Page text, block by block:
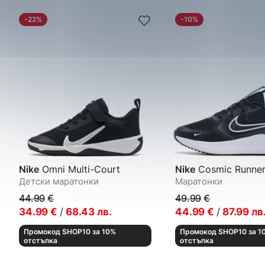
-22%
Nike Omni Multi-Court
Детски маратонки
44.99 €
34.99 € / 68.43 лв.
Промокод SHOP10 за 10%
отстъпка
-10%
Nike Cosmic Runner
Маратонки
49.99 €
44.99 € / 87.99
Промокод SHOP10 за
отстъпка